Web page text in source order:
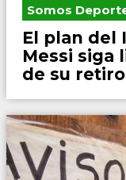
Somos
El plan del
Messi siga
de su retiro